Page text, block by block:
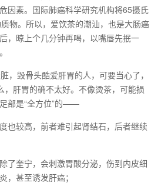
因素。国际肺癌科学研究机构将65摄氏
物。所以，爱饮茶的潮汕，也是大肠癌
，晾上个几分钟再喝，以嘴唇先抿一
，毁骨头酷爱肝胃的人，可要当心了，
肝胃的确不太好。不像烫茶，可能损
部是“全方位”的——
也较高，前者难引起肾结石，后者继续
了奎宁，会刺激胃酸分泌，伤到内皮细
，甚至诱发肝癌；